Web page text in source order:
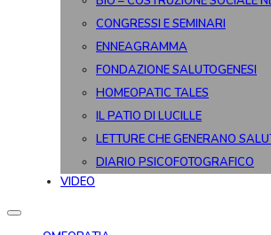
CONGRESSI E SEMINARI
ENNEAGRAMMA
FONDAZIONE SALUTOGENESI
HOMEOPATIC TALES
IL PATIO DI LUCILLE
LETTURE CHE GENERANO
DIARIO PSICOFOTOGRAFICO
VIDEO